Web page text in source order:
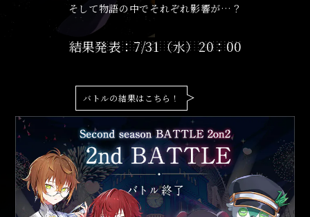
バトルの結果はこちら！
そして物語の中でそれぞれ影響が…？
結果発表：7/31（水）20：00